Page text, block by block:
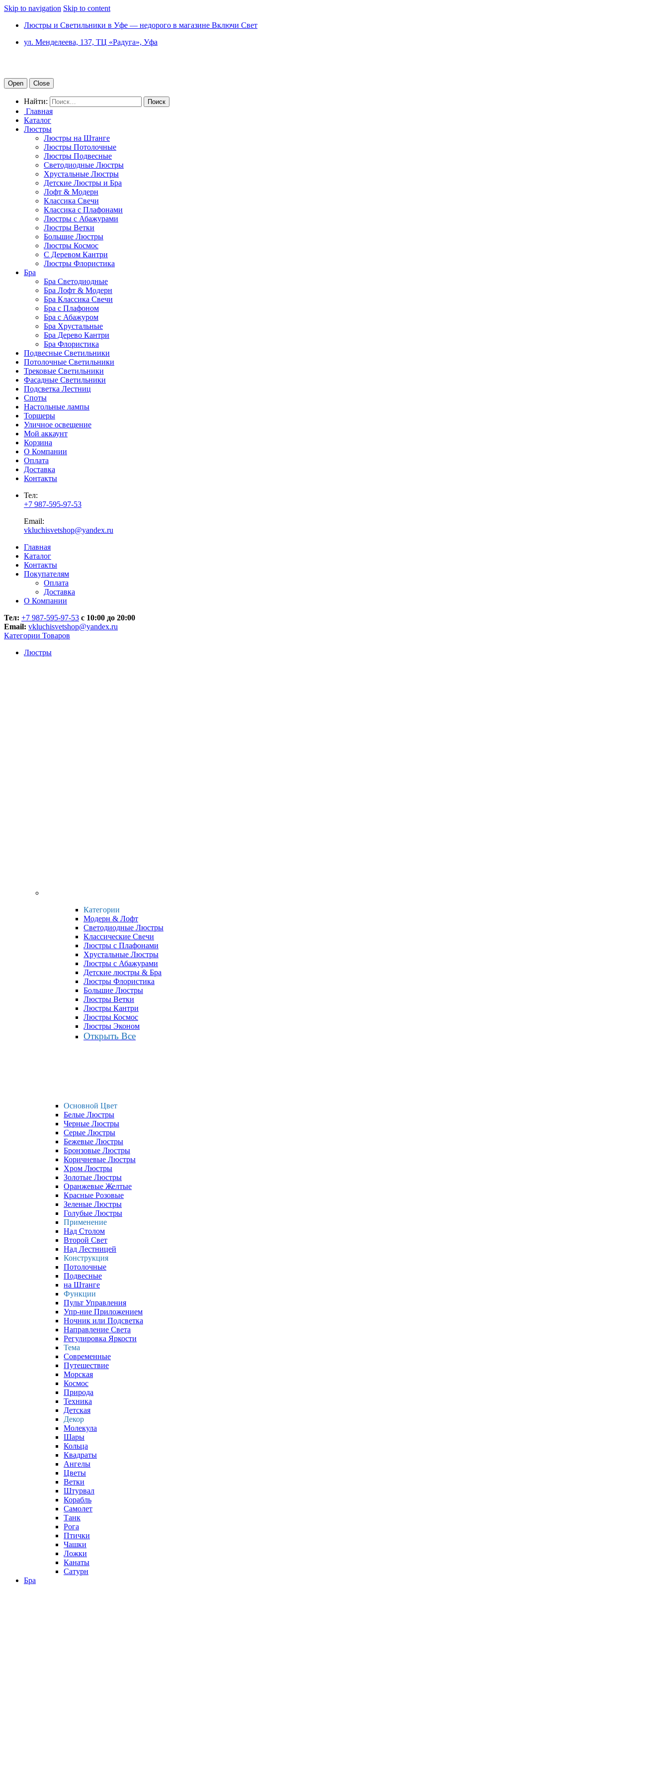
Skip to navigation Skip to content
Люстры и Светильники в Уфе — недорого в магазине Включи Свет
ул. Менделеева, 137, ТЦ «Радуга», Уфа
Open Close
Найти:
Главная
Каталог
Люстры
Люстры на Штанге
Люстры Потолочные
Люстры Подвесные
Светодиодные Люстры
Хрустальные Люстры
Детские Люстры и Бра
Лофт & Модерн
Классика Свечи
Классика с Плафонами
Люстры с Абажурами
Люстры Ветки
Большие Люстры
Люстры Космос
С Деревом Кантри
Люстры Флористика
Бра
Бра Светодиодные
Бра Лофт & Модерн
Бра Классика Свечи
Бра с Плафоном
Бра с Абажуром
Бра Хрустальные
Бра Дерево Кантри
Бра Флористика
Подвесные Светильники
Потолочные Светильники
Трековые Светильники
Фасадные Светильники
Подсветка Лестниц
Споты
Настольные лампы
Торшеры
Уличное освещение
Мой аккаунт
Корзина
О Компании
Оплата
Доставка
Контакты
Тел:
+7 987-595-97-53
Email:
vkluchisvetshop@yandex.ru
Главная
Каталог
Контакты
Покупателям
Оплата
Доставка
О Компании
Тел: +7 987-595-97-53 с 10:00 до 20:00
Email: vkluchisvetshop@yandex.ru
Категории Товаров
Люстры
Категории
Модерн & Лофт
Светодиодные Люстры
Классические Свечи
Люстры с Плафонами
Хрустальные Люстры
Люстры с Абажурами
Детские люстры & Бра
Люстры Флористика
Большие Люстры
Люстры Ветки
Люстры Кантри
Люстры Космос
Люстры Эконом
Открыть Все
Основной Цвет
Белые Люстры
Черные Люстры
Серые Люстры
Бежевые Люстры
Бронзовые Люстры
Коричневые Люстры
Хром Люстры
Золотые Люстры
Оранжевые Желтые
Красные Розовые
Зеленые Люстры
Голубые Люстры
Применение
Над Столом
Второй Свет
Над Лестницей
Конструкция
Потолочные
Подвесные
на Штанге
Функции
Пульт Управления
Упр-ние Приложением
Ночник или Подсветка
Направление Света
Регулировка Яркости
Тема
Современные
Путешествие
Морская
Космос
Природа
Техника
Детская
Декор
Молекула
Шары
Кольца
Квадраты
Ангелы
Цветы
Ветки
Штурвал
Корабль
Самолет
Танк
Рога
Птички
Чашки
Ложки
Канаты
Сатурн
Бра